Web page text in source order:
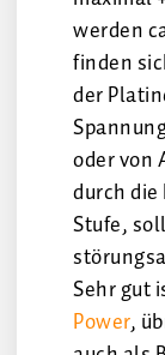
werden
finden
der
oder von
durch
Stufe,
Sehr gut
Power,